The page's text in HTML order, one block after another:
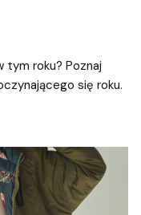
tym roku? Poznaj
się roku.